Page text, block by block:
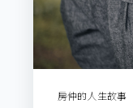
房仲的人生故事